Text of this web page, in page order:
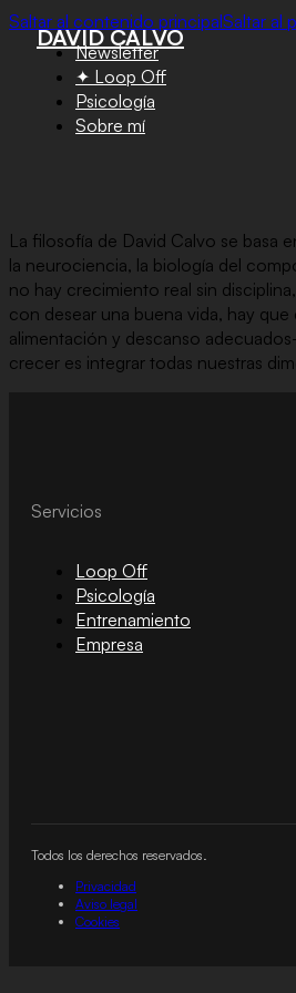
Saltar al contenido principalSaltar al
DAVID CALVO
Newsletter
✦ Loop Off
Psicología
Sobre mí
La filosofía de David Calvo se basa
la neurociencia, la biología del
no hay crecimiento real sin
con desear una buena vida, hay
alimentación y descanso
crecer es integrar todas nuestras
Servicios
Loop Off
Psicología
Entrenamiento
Empresa
Todos los derechos reservados.
Privacidad
Aviso legal
Cookies